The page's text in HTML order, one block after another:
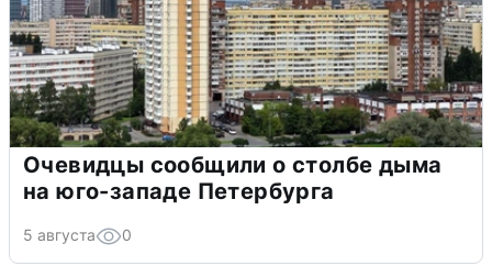
Очевидцы сообщили о столбе дыма
на юго-западе Петербурга
5 августа 0